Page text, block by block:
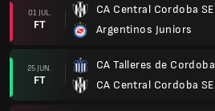
01 JUL.
FT
CA Central Cordoba SE
Argentinos Juniors
25 JUN.
FT
CA Talleres de Cordoba
CA Central Cordoba SE